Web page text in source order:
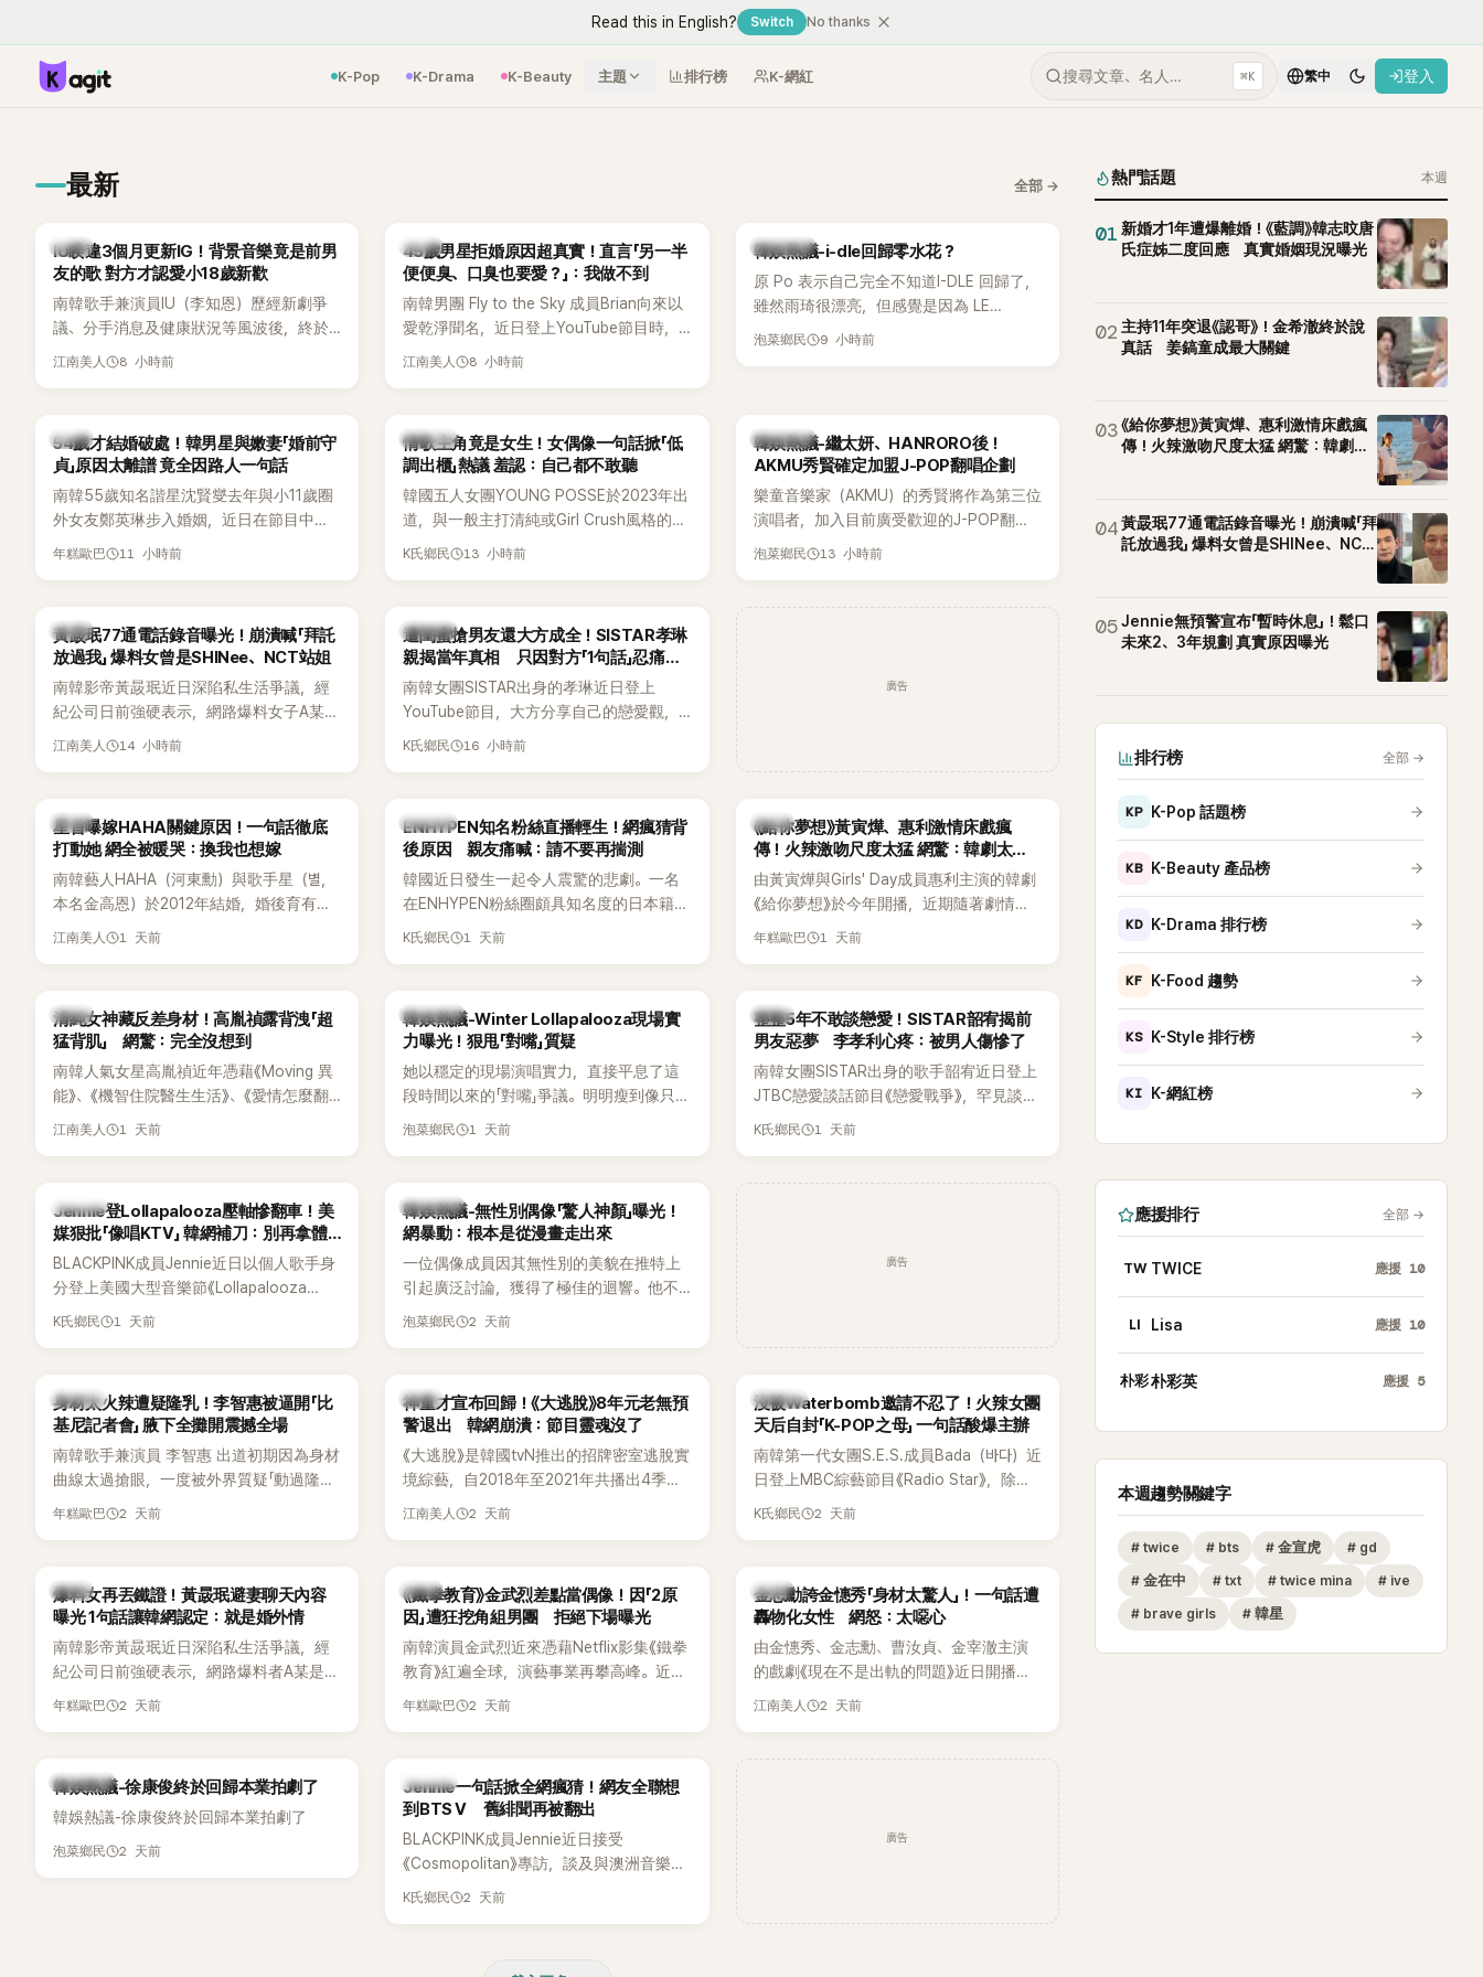
Read this in English? Switch No thanks
K-Pop K-Drama K-Beauty 主題 排行榜 K-網紅 搜尋文章、名人… ⌘K 繁中 登入
最新 全部 →
韓星
IU睽違3個月更新IG！背景音樂竟是前男
友的歌 對方才認愛小18歲新歡
南韓歌手兼演員IU（李知恩）歷經新劇爭
議、分手消息及健康狀況等風波後，終於
睽違3個月更新社群平台，一口氣曬出20
音樂，意外掀起韓網討論。
江南美人 8 小時前
韓星
45歲男星拒婚原因超真實！直言「另一半
便便臭、口臭也要愛？」：我做不到
南韓男團 Fly to the Sky 成員Brian向來以
愛乾淨聞名，近日登上YouTube節目時，
再度談到自己的婚姻觀，直言無法理解「連
江南美人 8 小時前
熱議討論
韓娛熱議-i-dle回歸零水花？
原 Po 表示自己完全不知道I-DLE 回歸了，
雖然雨琦很漂亮，但感覺是因為 LE
SSERAFIM 和 aespa 佔據了市場。
泡菜鄉民 9 小時前
韓星
54歲才結婚破處！韓男星與嫩妻「婚前守
貞」原因太離譜 竟全因路人一句話
南韓55歲知名諧星沈賢燮去年與小11歲圈
外女友鄭英琳步入婚姻，近日在節目中分
享與妻子的戀愛故事，笑稱兩人原本想享
前一直堅守「婚前守貞」的原因之一。
年糕歐巴 11 小時前
K-POP
情歌主角竟是女生！女偶像一句話掀「低
調出櫃」熱議 羞認：自己都不敢聽
韓國五人女團YOUNG POSSE於2023年出
道，與一般主打清純或Girl Crush風格的女
團不同，她們以濃厚的Hip-Hop元素、自
的音樂風格，在海外尤其是歐美市場累積
不少人氣，逐漸成為第五代女團中極具辨
識度的新生代代表之一。
K氏鄉民 13 小時前
熱議討論
韓娛熱議-繼太妍、HANRORO後！
AKMU秀賢確定加盟J-POP翻唱企劃
樂童音樂家（AKMU）的秀賢將作為第三位
演唱者，加入目前廣受歡迎的J-POP翻唱
企劃。繼太妍和Hanroro之後，秀賢已獲
泡菜鄉民 13 小時前
韓星
黃晸珉77通電話錄音曝光！崩潰喊「拜託
放過我」 爆料女曾是SHINee、NCT站姐
南韓影帝黃晸珉近日深陷私生活爭議，經
紀公司日前強硬表示，網路爆料女子A某涉
嫌長期跟蹤黃晸珉，已正式採取法律行
的單方面騷擾。如今，韓媒《Dispatch》再
曝光雙方77通電話的錄音內容，而A也首
度承認自己過去曾是SHINee、NCT等偶像
團體的「站姐」，事件持續延燒。
江南美人 14 小時前
K-POP
遭閨蜜搶男友還大方成全！SISTAR孝琳
親揭當年真相 只因對方「1句話」忍痛放
手
南韓女團SISTAR出身的孝琳近日登上
YouTube節目，大方分享自己的戀愛觀，
更首度坦承過去曾遭最好的朋友搶走男
K氏鄉民 16 小時前
廣告
韓星
星首曝嫁HAHA關鍵原因！一句話徹底
打動她 網全被暖哭：換我也想嫁
南韓藝人HAHA（河東勳）與歌手星（별，
本名金高恩）於2012年結婚，婚後育有兩
子一女，一家五口生活幸福美滿，也是韓
步入婚姻的最大理由。
江南美人 1 天前
K-POP
ENHYPEN知名粉絲直播輕生！網瘋猜背
後原因 親友痛喊：請不要再揣測
韓國近日發生一起令人震驚的悲劇。一名
在ENHYPEN粉絲圈頗具知名度的日本籍女
粉絲，日前在TikTok直播期間輕生，最終
止揣測，盼逝者安息。
K氏鄉民 1 天前
韓劇
《給你夢想》黃寅燁、惠利激情床戲瘋
傳！火辣激吻尺度太猛 網驚：韓劇太敢
拍
由黃寅燁與Girls' Day成員惠利主演的韓劇
《給你夢想》於今年開播，近期隨著劇情進
入高潮，男女主角的感情線快速升溫。最
年糕歐巴 1 天前
韓星
清純女神藏反差身材！高胤禎露背洩「超
猛背肌」 網驚：完全沒想到
南韓人氣女星高胤禎近年憑藉《Moving 異
能》、《機智住院醫生生活》、《愛情怎麼翻
譯？》、《努力克服自卑的我們》等多部熱門
近況照意外掀起熱議，不是因為仙氣十足
的美貌，而是藏在纖細身材下的超狂背肌
與肩膀線條，反差感十足，讓不少網友看
傻直呼：「原來她身材這麼猛！」
江南美人 1 天前
熱議討論
韓娛熱議-Winter Lollapalooza現場實
力曝光！狠甩「對嘴」質疑
她以穩定的現場演唱實力，直接平息了這
段時間以來的「對嘴」爭議。明明瘦到像只剩
骨頭，怎麼還能唱出這麼驚人的爆發力和
泡菜鄉民 1 天前
韓星
整整5年不敢談戀愛！SISTAR韶宥揭前
男友惡夢 李孝利心疼：被男人傷慘了
南韓女團SISTAR出身的歌手韶宥近日登上
JTBC戀愛談話節目《戀愛戰爭》，罕見談及
自己的感情生活，不僅坦言已經整整5年沒
K氏鄉民 1 天前
K-POP
Jennie登Lollapalooza壓軸慘翻車！美
媒狠批「像唱KTV」 韓網補刀：別再拿體
力當藉口
BLACKPINK成員Jennie近日以個人歌手身
分登上美國大型音樂節《Lollapalooza
Chicago》主舞台，不僅成為首位擔任該音
遭部分網友質疑，就連美國當地媒體也毫
不留情給出負評，甚至形容整場演出「就像
一場豪華KTV」。
K氏鄉民 1 天前
熱議討論
韓娛熱議-無性別偶像「驚人神顏」曝光！
網暴動：根本是從漫畫走出來
一位偶像成員因其無性別的美貌在推特上
引起廣泛討論，獲得了極佳的迴響。他不
僅外型出眾，舞技也備受讚譽。
泡菜鄉民 2 天前
廣告
K-POP
身材太火辣遭疑隆乳！李智惠被逼開「比
基尼記者會」 腋下全攤開震撼全場
南韓歌手兼演員 李智惠 出道初期因為身材
曲線太過搶眼，一度被外界質疑「動過隆乳
手術」，最後甚至被公司安排親上火線，召
口回憶這段「隆乳疑雲黑歷史」，話題再度被
翻出來熱議。 2日播出的 SBS 綜藝節目
《我的經紀人太難搞－秘書鎮》，邀請同時
兼顧工作與育兒的演藝圈代表「媽媽群」
——李智惠、李賢怡、李恩亨，以第13位
合，兩人邊搭車邊聊天，氣氛輕鬆。聊到
最近的新聞，李瑞鎮突然直球發問：「妳不
是上新聞了？說妳去做整形？是人中縮短
手術嗎？」一貫犀利又不留情的問法，讓現
年糕歐巴 2 天前
韓星
神童才宣布回歸！《大逃脫》8年元老無預
警退出 韓網崩潰：節目靈魂沒了
《大逃脫》是韓國tvN推出的招牌密室逃脫實
境綜藝，自2018年至2021年共播出4季，
由鄭鍾淵PD打造完整的「大逃脫宇宙
江南美人 2 天前
K-POP
沒被Waterbomb邀請不忍了！火辣女團
天后自封「K-POP之母」 一句話酸爆主辦
南韓第一代女團S.E.S.成員Bada（바다）近
日登上MBC綜藝節目《Radio Star》，除了
分享近況，還罕見公開向夏季音樂節
根本只是懂了皮毛。」一番話笑翻全場，也
引發網友熱議。
K氏鄉民 2 天前
韓星
爆料女再丟鐵證！黃晸珉避妻聊天內容
曝光 1句話讓韓網認定：就是婚外情
南韓影帝黃晸珉近日深陷私生活爭議，經
紀公司日前強硬表示，網路爆料者A某是涉
嫌長期跟蹤黃晸珉的嫌疑人，已採取法律
「雙向互動」，並非外界所稱的單方面騷擾。
年糕歐巴 2 天前
韓星
《鐵拳教育》金武烈差點當偶像！因「2原
因」遭狂挖角組男團 拒絕下場曝光
南韓演員金武烈近來憑藉Netflix影集《鐵拳
教育》紅遍全球，演藝事業再攀高峰。近日
被爆出一段鮮為人知的出道祕辛，原來他
年糕歐巴 2 天前
韓星
金志勳誇金憓秀「身材太驚人」！一句話遭
轟物化女性 網怒：太噁心
由金憓秀、金志勳、曹汝貞、金宰澈主演
的戲劇《現在不是出軌的問題》近日開播，
為宣傳新作品，四位主演一同出演
江南美人 2 天前
熱議討論
韓娛熱議-徐康俊終於回歸本業拍劇了
韓娛熱議-徐康俊終於回歸本業拍劇了
泡菜鄉民 2 天前
K-POP
Jennie一句話掀全網瘋猜！網友全聯想
到BTS V 舊緋聞再被翻出
BLACKPINK成員Jennie近日接受
《Cosmopolitan》專訪，談及與澳洲音樂人
Tame Impala合作推出〈Dracula（JENNIE
K氏鄉民 2 天前
廣告
熱門話題 本週
01 新婚才1年遭爆離婚！《藍調》韓志旼唐
氏症姊二度回應 真實婚姻現況曝光
02 主持11年突退《認哥》！金希澈終於說
真話 姜鎬童成最大關鍵
03《給你夢想》黃寅燁、惠利激情床戲瘋
傳！火辣激吻尺度太猛 網驚：韓劇太
04黃晸珉77通電話錄音曝光！崩潰喊「拜
託放過我」 爆料女曾是SHINee、NCT
05Jennie無預警宣布「暫時休息」！鬆口
未來2、3年規劃 真實原因曝光
排行榜 全部 →
KP K-Pop 話題榜
KB K-Beauty 產品榜
KD K-Drama 排行榜
KF K-Food 趨勢
KS K-Style 排行榜
KI K-網紅榜
應援排行 全部 →
TW TWICE 應援 10
LI Lisa 應援 10
朴彩朴彩英 應援 5
本週趨勢關鍵字
# twice # bts # 金宣虎 # gd
# 金在中 # txt # twice mina # ive
# brave girls # 韓星